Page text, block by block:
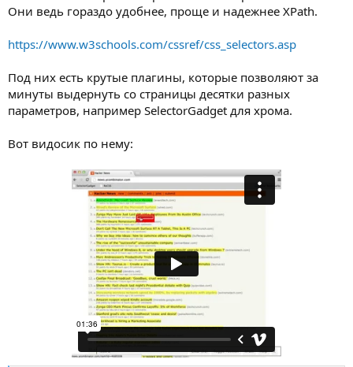
Они ведь гораздо удобнее, проще и надежнее XPath.
https://www.w3schools.com/cssref/css_selectors.asp
Под них есть крутые плагины, которые позволяют за
минуты выдернуть со страницы десятки разных
параметров, например SelectorGadget для хрома.
Вот видосик по нему: